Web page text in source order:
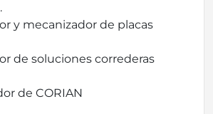
y mecanizador de placas
de soluciones correderas
de CORIAN